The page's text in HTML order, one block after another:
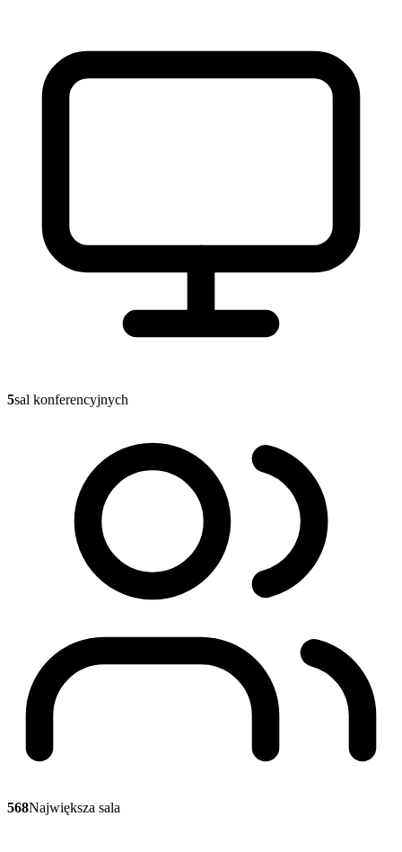
5sal konferencyjnych
568Największa sala